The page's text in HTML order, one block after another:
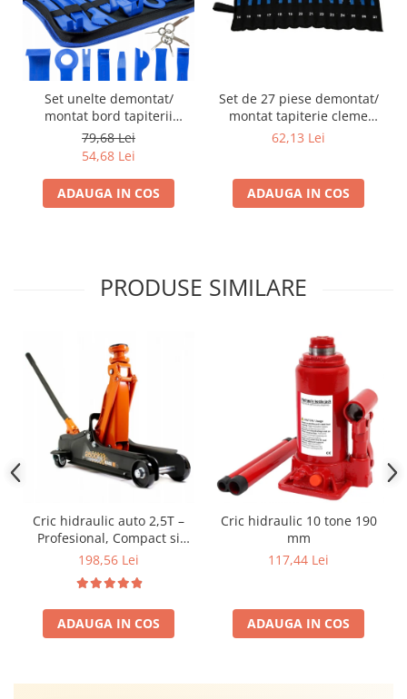
Set unelte demontat/
montat bord tapiterii
interior masina
79,68 Lei
54,68 Lei
ADAUGA IN COS
Set de 27 piese demontat/
montat tapiterie cleme
capitonaj auto
62,13 Lei
ADAUGA IN COS
PRODUSE SIMILARE
Cric hidraulic auto 2,5T –
Profesional, Compact si
Sigur pentru Garaj si
pentru service-uri auto 2
Cauciucuri Incluse
198,56 Lei
ADAUGA IN COS
Cric hidraulic 10 tone 190
mm
117,44 Lei
ADAUGA IN COS